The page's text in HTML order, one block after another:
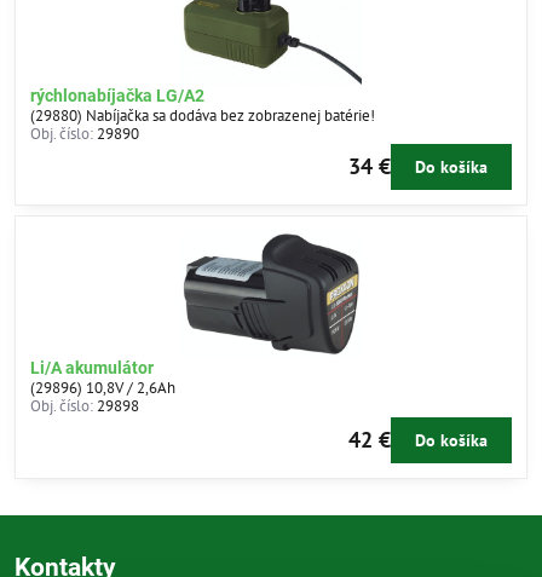
rýchlonabíjačka LG/A2
(29880) Nabíjačka sa dodáva bez zobrazenej batérie!
Obj. číslo: 29890
34 € Do košíka
Li/A akumulátor
(29896) 10,8V / 2,6Ah
Obj. číslo: 29898
42 € Do košíka
Kontakty